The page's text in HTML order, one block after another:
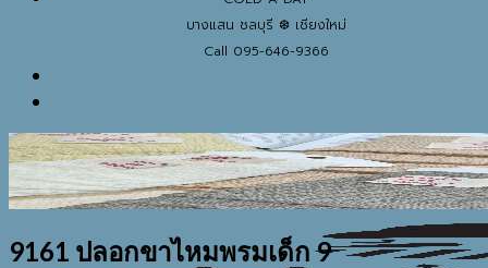
บางแสน ชลบุรี ❆ เชียงใหม่
Call 095-646-9366
9161 ปลอกขาไหมพรมเด็ก 9